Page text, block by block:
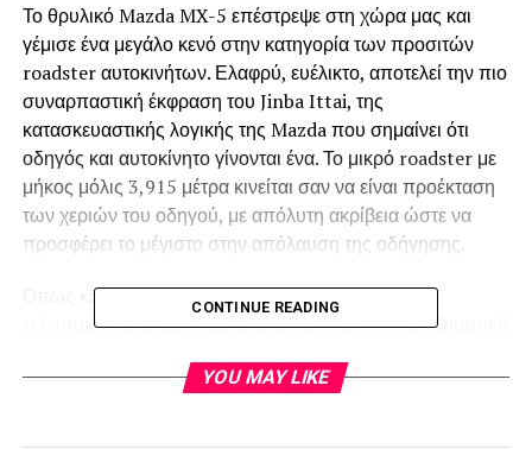
Το θρυλικό Mazda MX-5 επέστρεψε στη χώρα μας και
γέμισε ένα μεγάλο κενό στην κατηγορία των προσιτών
roadster αυτοκινήτων. Ελαφρύ, ευέλικτο, αποτελεί την πιο
συναρπαστική έκφραση του Jinba Ittai, της
κατασκευαστικής λογικής της Mazda που σημαίνει ότι
οδηγός και αυτοκίνητο γίνονται ένα. Το μικρό roadster με
μήκος μόλις 3,915 μέτρα κινείται σαν να είναι προέκταση
των χεριών του οδηγού, με απόλυτη ακρίβεια ώστε να
προσφέρει το μέγιστο στην απόλαυση της οδήγησης.
Όπως και κάθε γενιά του Mazda MX-5, έτσι και η
τελευταία έχει εξαιρετικές αναλογίες, χάρη στη σχεδιαστική
roadster μεταδίδει την αίσθηση της κίνησης ακόμα και
CONTINUE READING
YOU MAY LIKE